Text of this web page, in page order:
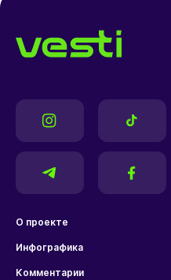
О проекте
Инфографика
Комментарии